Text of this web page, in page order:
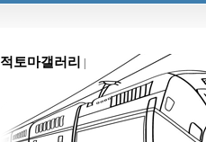
적토마갤러리